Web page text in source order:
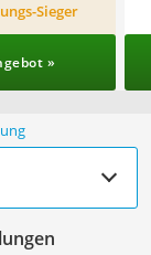
Sieger
»